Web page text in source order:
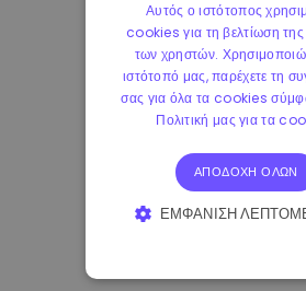
Αυτός ο ιστότοπος
cookies για τη βελτίωση της
των χρηστών.
ιστότοπό μας, παρέχετε τη
σας για όλα τα cookies
Πολιτική μας για τα
ΑΠΟΔΟΧΉ ΌΛΩΝ
ΕΜΦΆΝΙΣΗ